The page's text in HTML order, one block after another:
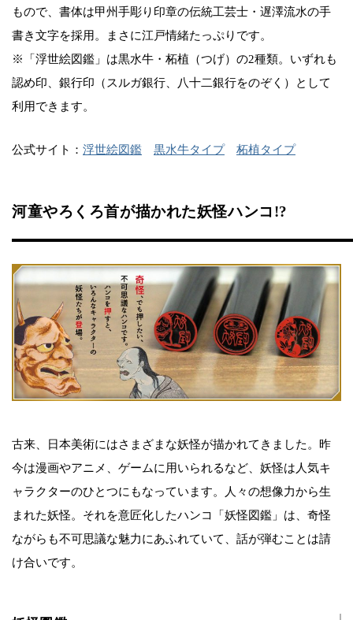
もので、書体は甲州手彫り印章の伝統工芸士・遅澤流水の手
書き文字を採用。まさに江戸情緒たっぷりです。
※「浮世絵図鑑」は黒水牛・柘植（つげ）の2種類。いずれも
認め印、銀行印（スルガ銀行、八十二銀行をのぞく）として
利用できます。
公式サイト： 浮世絵図鑑 黒水牛タイプ 柘植タイプ
河童やろくろ首が描かれた妖怪ハンコ!?
古来、日本美術にはさまざまな妖怪が描かれてきました。昨
今は漫画やアニメ、ゲームに用いられるなど、妖怪は人気キ
ャラクターのひとつにもなっています。人々の想像力から生
まれた妖怪。それを意匠化したハンコ「妖怪図鑑」は、奇怪
ながらも不可思議な魅力にあふれていて、話が弾むことは請
け合いです。